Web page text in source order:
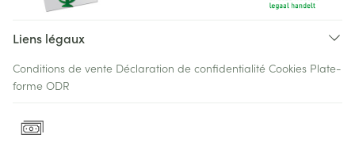
Liens légaux
Conditions de vente Déclaration de confidentialité Cookies Plate-
forme ODR